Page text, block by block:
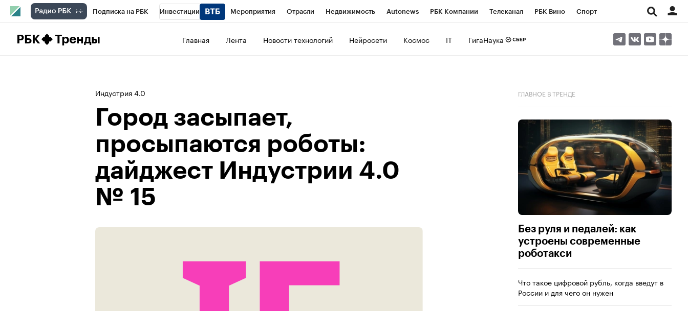
Подписка на РБК Инвестиции Мероприятия Отрасли Недвижимость Autonews РБК Компании Телеканал РБК Вино Спорт
РБК Тренды Главная Лента Новости технологий Нейросети Космос IT ГигаНаука
Индустрия 4.0
Город засыпает,
просыпаются роботы:
дайджест Индустрии 4.0
№ 15
ГЛАВНОЕ В ТРЕНДЕ
Без руля и педалей: как
устроены современные
роботакси
Что такое цифровой рубль, когда введут в
России и для чего он нужен